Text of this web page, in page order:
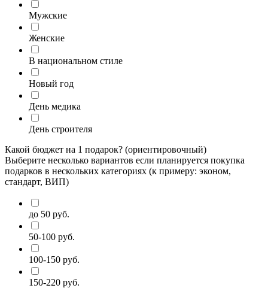
Мужские
Женские
В национальном стиле
Новый год
День медика
День строителя
Какой бюджет на 1 подарок? (ориентировочный)
Выберите несколько вариантов если планируется покупка
подарков в нескольких категориях (к примеру: эконом,
стандарт, ВИП)
до 50 руб.
50-100 руб.
100-150 руб.
150-220 руб.